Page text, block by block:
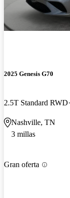
2025 Genesis G70
2.5T Standard RWD
Nashville, TN
3 millas
Gran oferta